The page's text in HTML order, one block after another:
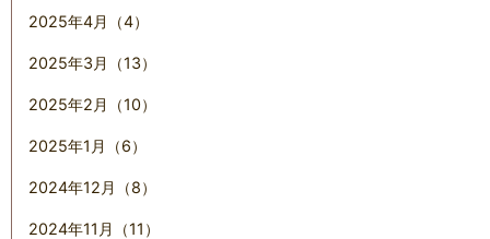
2025年4月（4）
2025年3月（13）
2025年2月（10）
2025年1月（6）
2024年12月（8）
2024年11月（11）